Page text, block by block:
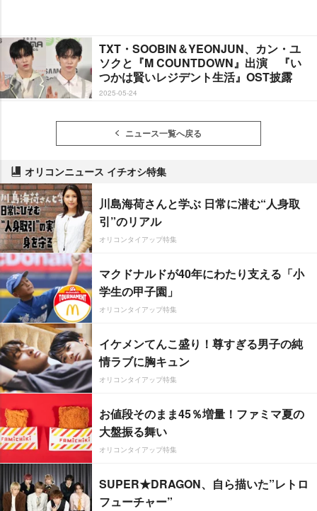
TXT・SOOBIN＆YEONJUN、カン・ユ
ソクと『M COUNTDOWN』出演 『い
つかは賢いレジデント生活』OST披露
2025-05-24
ニュース一覧へ戻る
オリコンニュース イチオシ特集
川島海荷さんと学ぶ 日常に潜む“人身取
引”のリアル
オリコンタイアップ特集
マクドナルドが40年にわたり支える「小
学生の甲子園」
オリコンタイアップ特集
イケメンてんこ盛り！尊すぎる男子の純
情ラブに胸キュン
オリコンタイアップ特集
お値段そのまま45％増量！ファミマ夏の
大盤振る舞い
オリコンタイアップ特集
SUPER★DRAGON、自ら描いた”レトロ
フューチャー”